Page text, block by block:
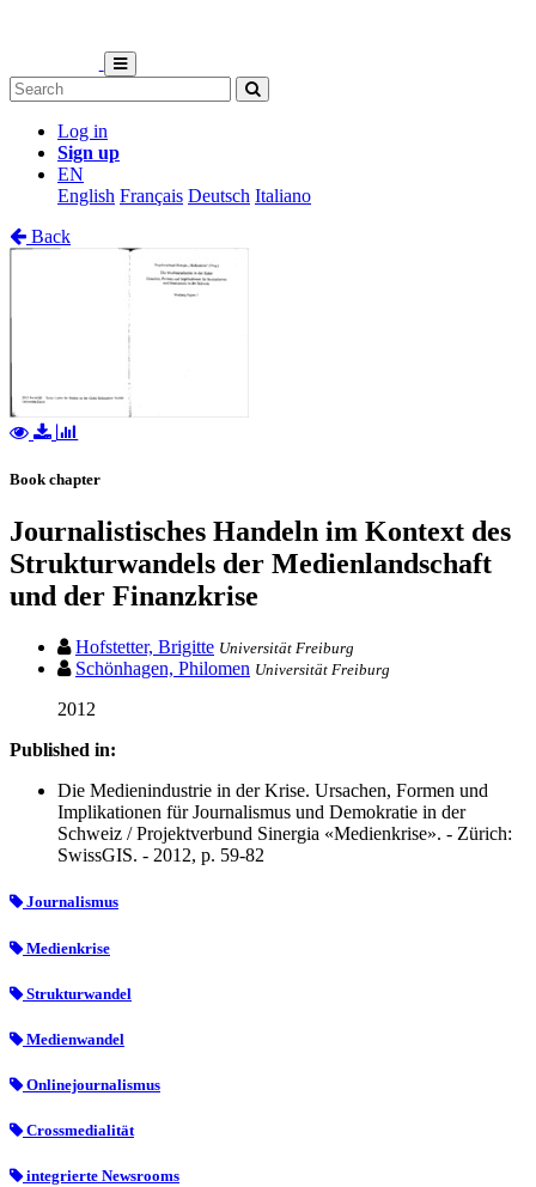
Log in
Sign up
EN
English Français Deutsch Italiano
Back
Book chapter
Journalistisches Handeln im Kontext des
Strukturwandels der Medienlandschaft
und der Finanzkrise
Hofstetter, Brigitte Universität Freiburg
Schönhagen, Philomen Universität Freiburg
2012
Published in:
Die Medienindustrie in der Krise. Ursachen, Formen und
Implikationen für Journalismus und Demokratie in der
Schweiz / Projektverbund Sinergia «Medienkrise». - Zürich:
SwissGIS. - 2012, p. 59-82
Journalismus
Medienkrise
Strukturwandel
Medienwandel
Onlinejournalismus
Crossmedialität
integrierte Newsrooms